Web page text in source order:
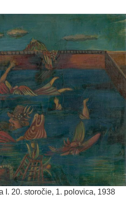
I. 20. storočie, 1. polovica, 1938